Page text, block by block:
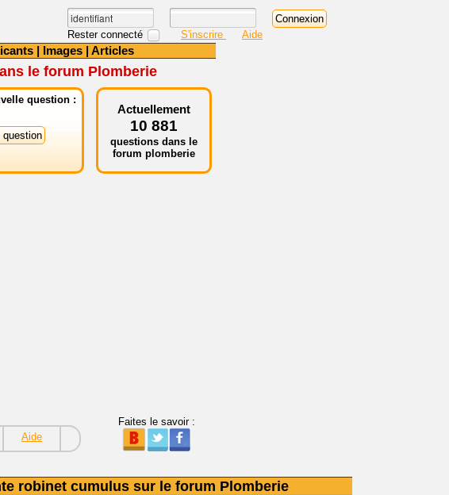
Rester connecté S'inscrire Aide
| Images | Articles
le forum Plomberie
question :
Actuellement
10 881
questions dans le
forum plomberie
Aide
Faites le savoir :
robinet cumulus sur le forum Plomberie